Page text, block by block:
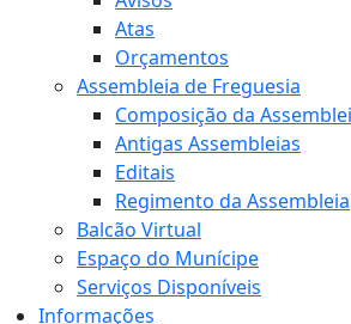
Atas
Orçamentos
Assembleia de Freguesia
Composição da
Antigas Assembleias
Editais
Regimento da Assembleia
Balcão Virtual
Espaço do Munícipe
Serviços Disponíveis
Informações